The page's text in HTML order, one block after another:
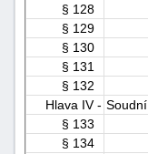
§ 128
§ 129
§ 130
§ 131
§ 132
Hlava IV -
§ 133
§ 134